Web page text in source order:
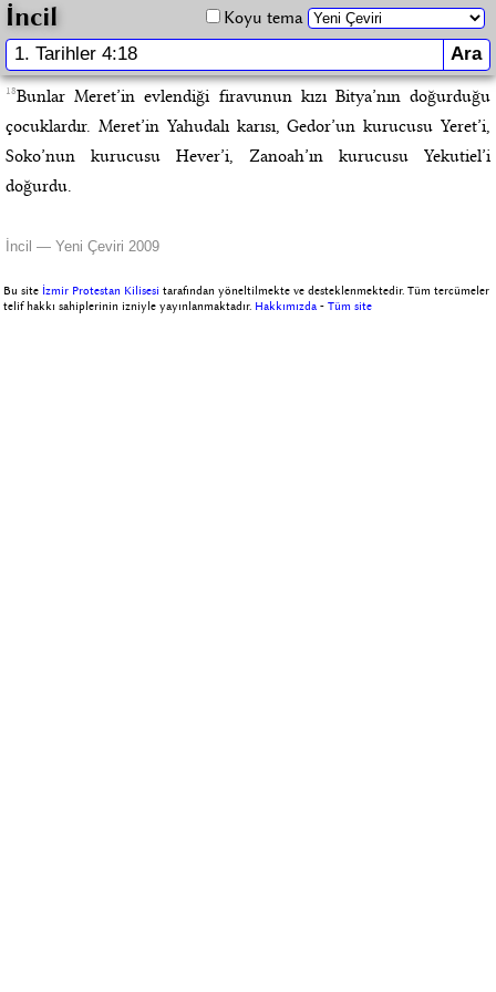
İncil Koyu tema
18Bunlar Meret’in evlendiği firavunun kızı Bitya’nın doğurduğu
çocuklardır. Meret’in Yahudalı karısı, Gedor’un kurucusu Yeret’i,
Soko’nun kurucusu Hever’i, Zanoah’ın kurucusu Yekutiel’i
doğurdu.
İncil — Yeni Çeviri 2009
Bu site İzmir Protestan Kilisesi tarafından yöneltilmekte ve desteklenmektedir. Tüm tercümeler
telif hakkı sahiplerinin izniyle yayınlanmaktadır. Hakkımızda -Tüm site